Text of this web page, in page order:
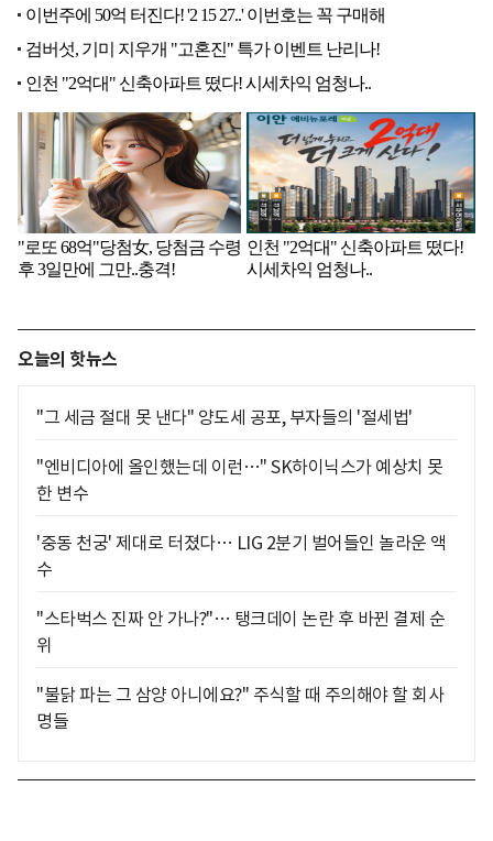
오늘의 핫뉴스
"그 세금 절대 못 낸다" 양도세 공포, 부자들의 '절세법'
"엔비디아에 올인했는데 이런…" SK하이닉스가 예상치 못
한 변수
'중동 천궁' 제대로 터졌다… LIG 2분기 벌어들인 놀라운 액
수
"스타벅스 진짜 안 가나?"… 탱크데이 논란 후 바뀐 결제 순
위
"불닭 파는 그 삼양 아니에요?" 주식할 때 주의해야 할 회사
명들